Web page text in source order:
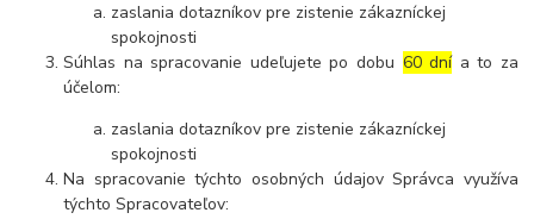
zaslania dotazníkov pre zistenie zákazníckej
spokojnosti
Súhlas na spracovanie udeľujete po dobu 60 dnía to za
účelom:
zaslania dotazníkov pre zistenie zákazníckej
spokojnosti
Na spracovanie týchto osobných údajov Správca využíva
týchto Spracovateľov: